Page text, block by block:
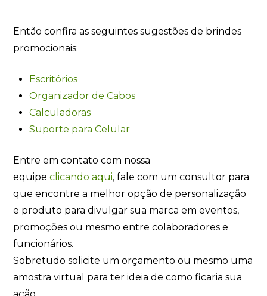
Então confira as seguintes sugestões de brindes
promocionais:
Escritórios
Organizador de Cabos
Calculadoras
Suporte para Celular
Entre em contato com nossa
equipeclicando aqui, fale com um consultor para
que encontre a melhor opção de personalização
e produto para divulgar sua marca em eventos,
promoções ou mesmo entre colaboradores e
funcionários.
Sobretudo solicite um orçamento ou mesmo uma
amostra virtual para ter ideia de como ficaria sua
ação.